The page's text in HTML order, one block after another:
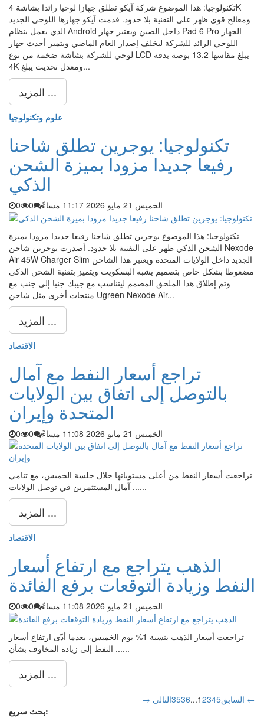
تكنولوجيا: هذا الموضوع شركة آيكو تطلق جهازا لوحيا رائدا بشاشة 4K
ومعالج قوي ظهر على التقنية بلا حدود. قدمت آيكو جهازها اللوحي الجديد
الذي يعمل بنظام Android داخل الصين ويعتبر جهاز Pad 6 Pro الجهاز
اللوحي الرائد للشركة ليخلف إصدار العام الماضي ويتميز أحدث جهاز
لوحي للشركة بشاشة ضخمة من نوع LCD يبلغ مقاسها 13.2 بوصة بدقة
4K ومعدل تحديث يبلغ...
المزيد ...
علوم وتكنولوجيا
تكنولوجيا: يوجرين تطلق شاحنا
رفيعا جديدا مزودا بميزة الشحن
الذكي
الخميس 21 مايو 2026 11:17 مساءً 0
0
تكنولوجيا: هذا الموضوع يوجرين تطلق شاحنا رفيعا جديدا مزودا بميزة
الشحن الذكي ظهر على التقنية بلا حدود. أصدرت يوجرين شاحن Nexode
Air 45W Charger Slim الجديد داخل الولايات المتحدة ويعتبر هذا الشاحن
مضغوطا بشكل خاص بتصميم يشبه البسكويت ويتميز بتقنية الشحن الذكي
وتم إطلاق هذا الملحق المصمم ليتناسب مع جيبك جنبا إلى جنب مع
منتجات أخرى مثل شاحن Ugreen Nexode Air...
المزيد ...
الاقتصاد
تراجع أسعار النفط مع آمال
بالتوصل إلى اتفاق بين الولايات
المتحدة وإيران
الخميس 21 مايو 2026 11:08 مساءً 0
0
تراجعت أسعار النفط من أعلى مستوياتها خلال جلسة الخميس، مع تنامي
آمال المستثمرين في توصل الولايات ......
المزيد ...
الاقتصاد
الذهب يتراجع مع ارتفاع أسعار
النفط وزيادة التوقعات برفع الفائدة
الخميس 21 مايو 2026 11:08 مساءً 0
0
تراجعت أسعار الذهب بنسبة 1% يوم الخميس، بعدما أدّى ارتفاع أسعار
النفط إلى زيادة المخاوف بشأن ......
المزيد ...
→ السابق 12345
...
3536
التالى ←
بحث سريع: